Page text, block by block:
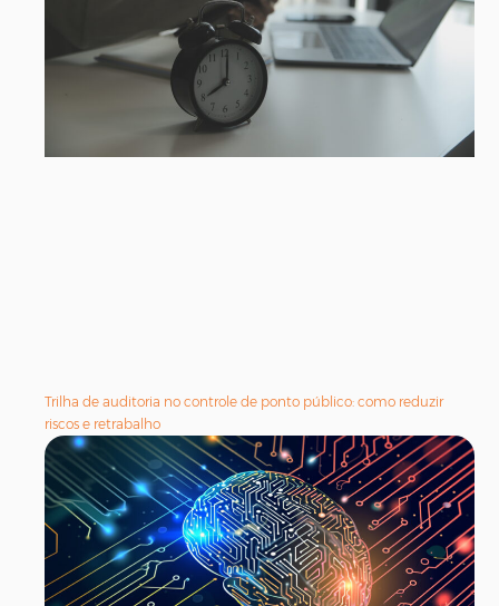
Trilha de auditoria no controle de ponto público: como reduzir
riscos e retrabalho